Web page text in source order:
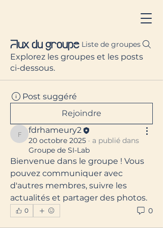
Flux du groupe Liste de groupes
Explorez les groupes et les posts
ci-dessous.
Post suggéré
Rejoindre
fdrhameury2
fdrhameury2
20 octobre 2025 · a publié dans
Groupe de SI-Lab
Bienvenue dans le groupe ! Vous
pouvez communiquer avec
d'autres membres, suivre les
actualités et partager des photos.
0 0